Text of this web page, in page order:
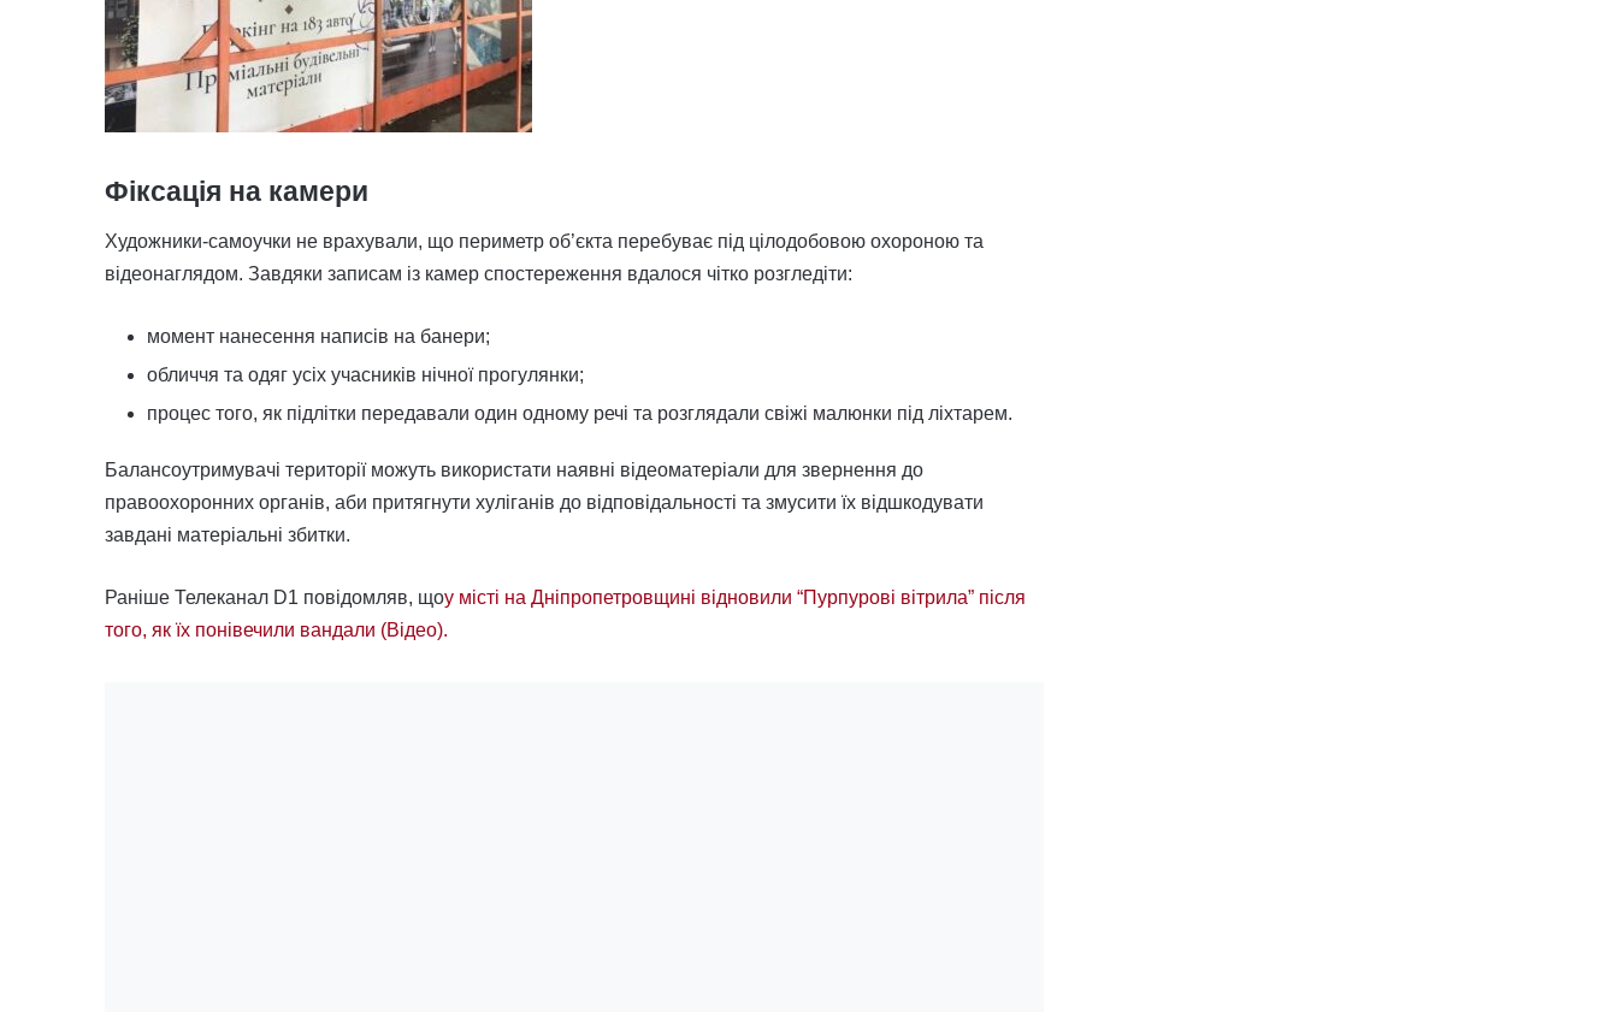
Фіксація на камери
Художники-самоучки не врахували, що периметр об’єкта перебуває під цілодобовою охороною та
відеонаглядом. Завдяки записам із камер спостереження вдалося чітко розгледіти:
момент нанесення написів на банери;
обличчя та одяг усіх учасників нічної прогулянки;
процес того, як підлітки передавали один одному речі та розглядали свіжі малюнки під ліхтарем.
Балансоутримувачі території можуть використати наявні відеоматеріали для звернення до
правоохоронних органів, аби притягнути хуліганів до відповідальності та змусити їх відшкодувати
завдані матеріальні збитки.
Раніше Телеканал D1 повідомляв, щоу місті на Дніпропетровщині відновили “Пурпурові вітрила” після
того, як їх понівечили вандали (Відео).